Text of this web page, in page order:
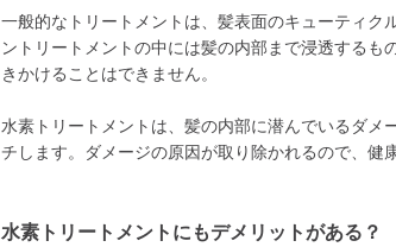
一般的なトリートメントは、髪表面のキューティク
ントリートメントの中には髪の内部まで浸透するも
きかけることはできません。
水素トリートメントは、髪の内部に潜んでいるダメ
チします。ダメージの原因が取り除かれるので、健
水素トリートメントにもデメリットがある？